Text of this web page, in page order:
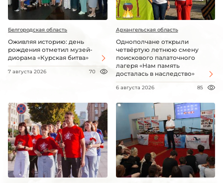
Белгородская область
Оживляя историю: день
рождения отметил музей-
диорама «Курская битва»
7 августа 2026 70
Архангельская область
Однополчане открыли
четвёртую летнюю смену
поискового палаточного
лагеря «Нам память
досталась в наследство»
6 августа 2026 85